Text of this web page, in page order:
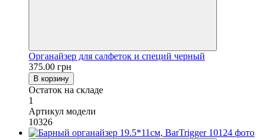
Органайзер для салфеток и специй черный
375.00 грн
В корзину
Остаток на складе
1
Артикул модели
10326